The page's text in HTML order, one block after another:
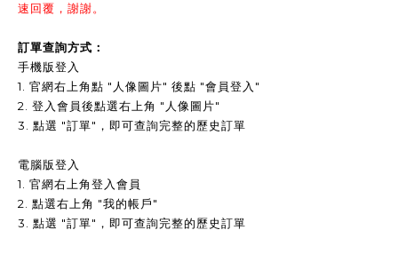
速回覆，謝謝。
訂單查詢方式：
手機版登入
1. 官網右上角點 "人像圖片" 後點 "會員登入"
2. 登入會員後點選右上角 "人像圖片"
3. 點選 "訂單"，即可查詢完整的歷史訂單
電腦版登入
1. 官網右上角登入會員
2. 點選右上角 "我的帳戶"
3. 點選 "訂單"，即可查詢完整的歷史訂單